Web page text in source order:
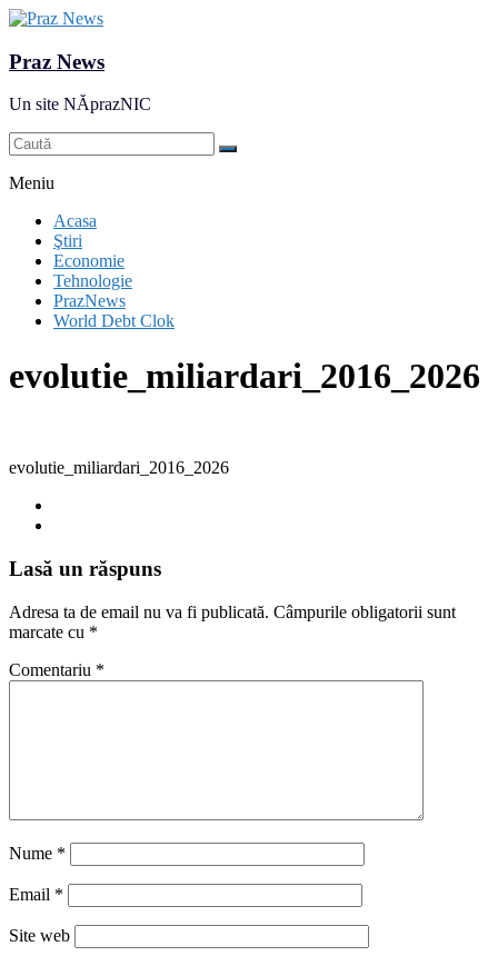
Praz News
Un site NĂprazNIC
Meniu
Acasa
Ştiri
Economie
Tehnologie
PrazNews
World Debt Clok
evolutie_miliardari_2016_2026
evolutie_miliardari_2016_2026
Lasă un răspuns
Adresa ta de email nu va fi publicată. Câmpurile obligatorii sunt
marcate cu *
Comentariu *
Nume *
Email *
Site web